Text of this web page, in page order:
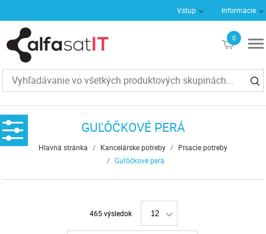
Vstup Informácie
0
€0
GUĽÔČKOVÉ PERÁ
Hlavná stránka / Kancelárske potreby / Písacie potreby
/ Guľôčkové perá
465 výsledok 12